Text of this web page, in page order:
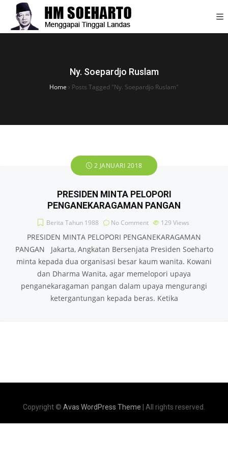
Ny. Soepardjo Ruslam
Home › Posts Tagged "Ny. Soepardjo Ruslam"
2 JANUARI 2018
PRESIDEN MINTA PELOPORI
PENGANEKARAGAMAN PANGAN
Berita Tahun 1988 No Comment 129 Views
PRESIDEN MINTA PELOPORI PENGANEKARAGAMAN
PANGAN Jakarta, Angkatan Bersenjata Presiden Soeharto
minta kepada dua organisasi besar kaum wanita. Kowani
dan Dharma Wanita, agar memelopori upaya
penganekaragaman pangan dalam upaya mengurangi
ketergantungan kepada beras. Ketika
Copyright © Avas WordPress Theme | All rights reserved.